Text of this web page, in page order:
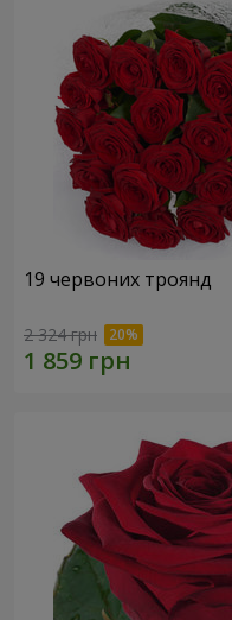
19 червоних троянд
2 324 грн